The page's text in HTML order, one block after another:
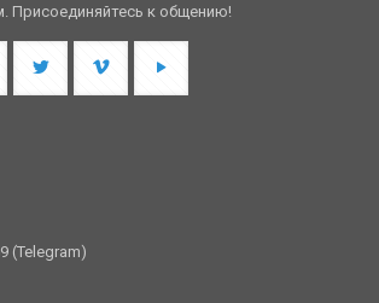
Присоединяйтесь к общению!
(Telegram)